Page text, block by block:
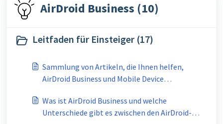
AirDroid Business (10)
Leitfaden für Einsteiger (17)
Sammlung von Artikeln, die Ihnen helfen,
AirDroid Business und Mobile Device
Was ist AirDroid Business und welche
Unterschiede gibt es zwischen den AirDroid-